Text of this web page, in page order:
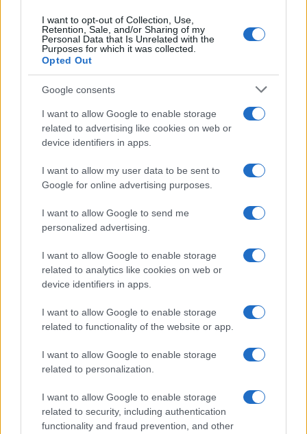
I want to opt-out of Collection, Use,
Retention, Sale, and/or Sharing of my
Personal Data that Is Unrelated with the
Purposes for which it was collected.
Opted Out
Google consents
I want to allow Google to enable storage
related to advertising like cookies on web or
device identifiers in apps.
I want to allow my user data to be sent to
Google for online advertising purposes.
I want to allow Google to send me
personalized advertising.
I want to allow Google to enable storage
related to analytics like cookies on web or
device identifiers in apps.
I want to allow Google to enable storage
related to functionality of the website or app.
I want to allow Google to enable storage
related to personalization.
I want to allow Google to enable storage
related to security, including authentication
functionality and fraud prevention, and other
Continua a leggere
B2B NEWS